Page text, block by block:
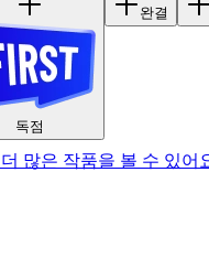
독점
완결
더 많은 작품을 볼 수 있어